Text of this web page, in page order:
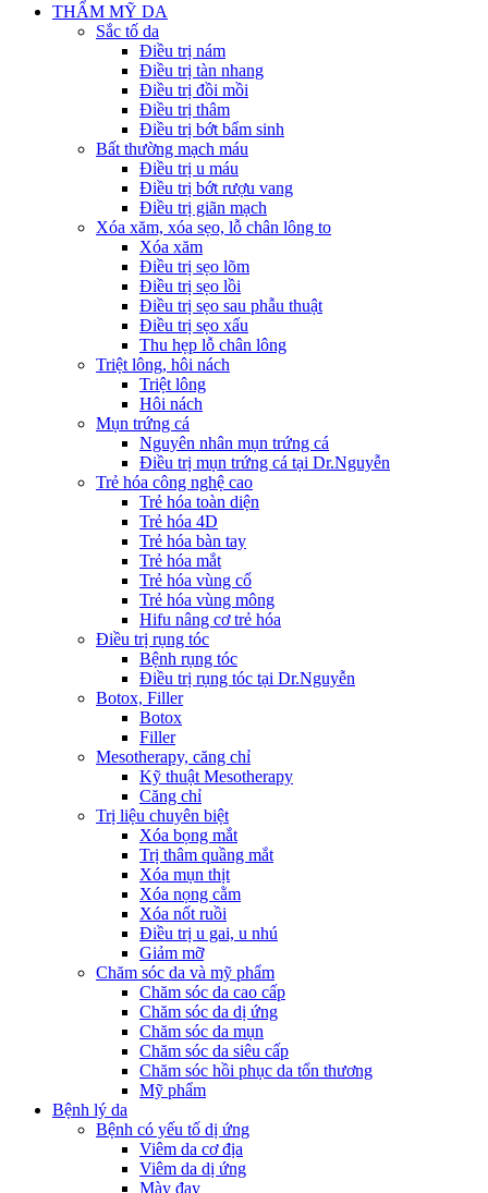
THẨM MỸ DA
Sắc tố da
Điều trị nám
Điều trị tàn nhang
Điều trị đồi mồi
Điều trị thâm
Điều trị bớt bẩm sinh
Bất thường mạch máu
Điều trị u máu
Điều trị bớt rượu vang
Điều trị giãn mạch
Xóa xăm, xóa sẹo, lỗ chân lông to
Xóa xăm
Điều trị sẹo lõm
Điều trị sẹo lồi
Điều trị sẹo sau phẫu thuật
Điều trị sẹo xấu
Thu hẹp lỗ chân lông
Triệt lông, hôi nách
Triệt lông
Hôi nách
Mụn trứng cá
Nguyên nhân mụn trứng cá
Điều trị mụn trứng cá tại Dr.Nguyễn
Trẻ hóa công nghệ cao
Trẻ hóa toàn diện
Trẻ hóa 4D
Trẻ hóa bàn tay
Trẻ hóa mắt
Trẻ hóa vùng cổ
Trẻ hóa vùng mông
Hifu nâng cơ trẻ hóa
Điều trị rụng tóc
Bệnh rụng tóc
Điều trị rụng tóc tại Dr.Nguyễn
Botox, Filler
Botox
Filler
Mesotherapy, căng chỉ
Kỹ thuật Mesotherapy
Căng chỉ
Trị liệu chuyên biệt
Xóa bọng mắt
Trị thâm quầng mắt
Xóa mụn thịt
Xóa nọng cằm
Xóa nốt ruồi
Điều trị u gai, u nhú
Giảm mỡ
Chăm sóc da và mỹ phẩm
Chăm sóc da cao cấp
Chăm sóc da dị ứng
Chăm sóc da mụn
Chăm sóc da siêu cấp
Chăm sóc hồi phục da tổn thương
Mỹ phẩm
Bệnh lý da
Bệnh có yếu tố dị ứng
Viêm da cơ địa
Viêm da dị ứng
Mày đay